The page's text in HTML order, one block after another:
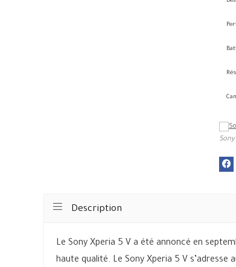
Sony
Description
Le Sony Xperia 5 V a été annoncé en
haute qualité. Le Sony Xperia 5 V